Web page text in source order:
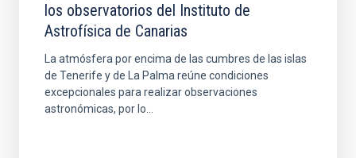
los observatorios del Instituto de
Astrofísica de Canarias
La atmósfera por encima de las cumbres de las islas
de Tenerife y de La Palma reúne condiciones
excepcionales para realizar observaciones
astronómicas, por lo...